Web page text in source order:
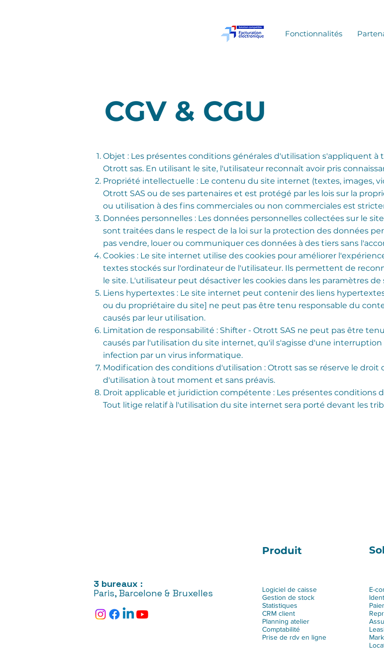
Fonctionnalités
CGV & CGU
Objet : Les présentes conditions générales d'utilisation s'appliquent
Otrott sas. En utilisant le site, l'utilisateur reconnaît avoir pris
Propriété intellectuelle : Le contenu du site internet (textes, images,
Otrott SAS ou de ses partenaires et est protégé par les lois sur la
ou utilisation à des fins commerciales ou non commerciales est
Données personnelles : Les données personnelles collectées sur le
sont traitées dans le respect de la loi sur la protection des données
pas vendre, louer ou communiquer ces données à des tiers sans
Cookies : Le site internet utilise des cookies pour améliorer
textes stockés sur l'ordinateur de l'utilisateur. Ils permettent de
le site. L'utilisateur peut désactiver les cookies dans les paramètres de
Liens hypertextes : Le site internet peut contenir des liens
ou du propriétaire du site] ne peut pas être tenu responsable du
causés par leur utilisation.
Limitation de responsabilité : Shifter - Otrott SAS ne peut pas être
causés par l'utilisation du site internet, qu'il s'agisse d'une
infection par un virus informatique.
Modification des conditions d'utilisation : Otrott sas se réserve le
d'utilisation à tout moment et sans préavis.
Droit applicable et juridiction compétente : Les présentes conditions
Tout litige relatif à l'utilisation du site internet sera porté devant les
Produit
3 bureaux :
Paris, Barcelone & Bruxelles
Logiciel de caisse
Gestion de stock
Statistiques
CRM client
Planning atelier
Comptabilité
Prise de rdv en ligne
E-